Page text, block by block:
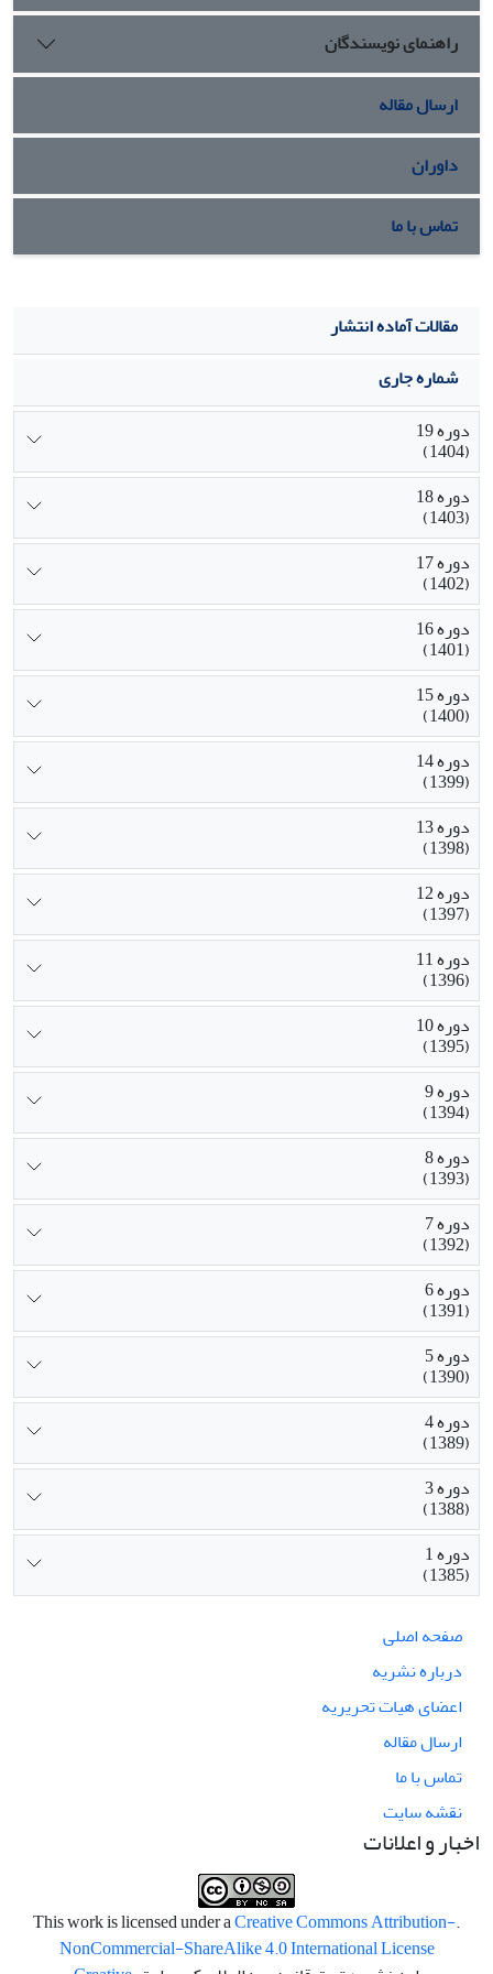
میانگین حبس تعزیری در گروه‌های مختلف متغیرهای مستقل به
دست نیامد. در حالی که میان زمان اعلام رضایت اولیای دم، با
میزان حبس، ارتباط معناداری وجود داشته است.
راهنمای نویسندگان
ارسال مقاله
داوران
تماس با ما
مقالات آماده انتشار
شماره جاری
دوره 19
(1404)
دوره 18
(1403)
دوره 17
(1402)
دوره 16
(1401)
دوره 15
(1400)
دوره 14
(1399)
دوره 13
(1398)
دوره 12
(1397)
دوره 11
(1396)
دوره 10
(1395)
دوره 9
(1394)
دوره 8
(1393)
دوره 7
(1392)
دوره 6
(1391)
دوره 5
(1390)
دوره 4
(1389)
دوره 3
(1388)
دوره 1
(1385)
صفحه اصلی
درباره نشریه
اعضای هیات تحریریه
ارسال مقاله
تماس با ما
نقشه سایت
اخبار و اعلانات
.This work is licensed under a
Creative Commons Attribution-
NonCommercial-ShareAlike 4.0 International License